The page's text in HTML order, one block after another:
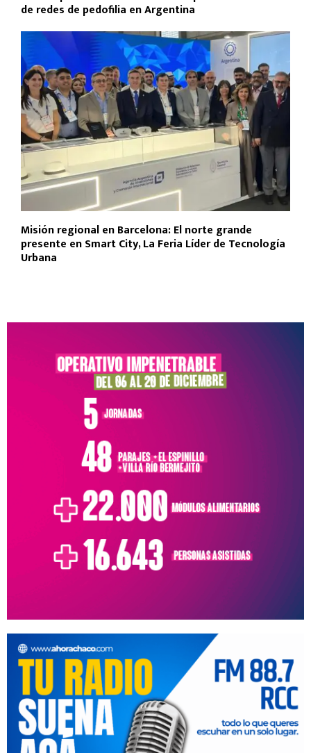
de redes de pedofilia en Argentina
Misión regional en Barcelona: El norte grande
presente en Smart City, La Feria Líder de Tecnología
Urbana